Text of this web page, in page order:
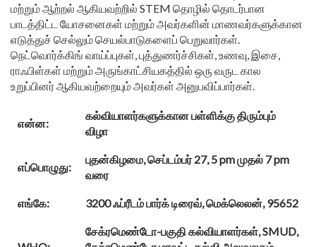
மற்றும் ஆற்றல் ஆகியவற்றில் STEM தொழில் தொடர்பான
பாடத்திட்ட யோசனைகள் மற்றும் அவர்களின் மாணவர்களுக்கான
எடுத்துச் செல்லும் செயல்பாடுகளைப் பெறுவார்கள்.
நெட்வொர்க்கிங் வாய்ப்புகள், புத்துணர்ச்சிகள், உணவு, இசை,
ராஃபிள்கள் மற்றும் அருங்காட்சியகத்தில் ஒரு வருட கால
உறுப்பினர் ஆகியவற்றையும் அவர்கள் அனுபவிப்பார்கள்.
என்ன:
கல்வியாளர்களுக்கான பள்ளிக்கு திரும்பும்
விழா
எப்பொழுது:
புதன்கிழமை, செப்டம்பர் 27, 5 pm முதல் 7 pm
வரை
எங்கே: 3200 ஃப்ரீடம் பார்க் டிரைவ், மெக்லெலன், 95652
சேக்ரமெண்டோ-பகுதி கல்வியாளர்கள், SMUD,